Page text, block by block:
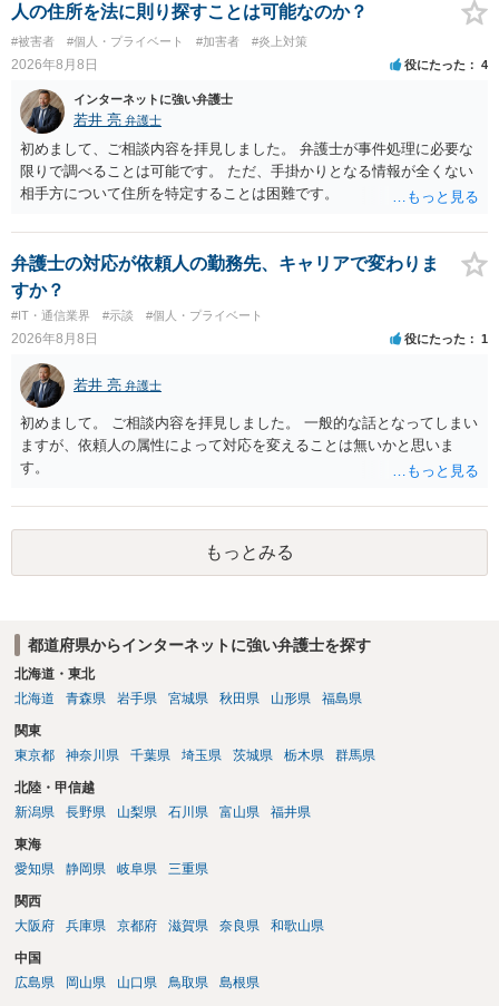
人の住所を法に則り探すことは可能なのか？
#被害者 #個人・プライベート #加害者 #炎上対策
2026年8月8日 役にたった 4
インターネットに強い弁護士
若井 亮 弁護士
初めまして、ご相談内容を拝見しました。 弁護士が事件処理に必要な
限りで調べることは可能です。 ただ、手掛かりとなる情報が全くない
相手方について住所を特定することは困難です。
弁護士の対応が依頼人の勤務先、キャリアで変わりま
すか？
#IT・通信業界 #示談 #個人・プライベート
2026年8月8日 役にたった 1
若井 亮 弁護士
初めまして。 ご相談内容を拝見しました。 一般的な話となってしまい
ますが、依頼人の属性によって対応を変えることは無いかと思いま
す。
もっとみる
都道府県からインターネットに強い弁護士を探す
北海道・東北
北海道
青森県 岩手県 宮城県 秋田県 山形県 福島県
関東
東京都
神奈川県 千葉県 埼玉県 茨城県 栃木県 群馬県
北陸・甲信越
新潟県
長野県 山梨県 石川県 富山県 福井県
東海
愛知県
静岡県 岐阜県 三重県
関西
大阪府
兵庫県 京都府 滋賀県 奈良県 和歌山県
中国
広島県
岡山県 山口県 鳥取県 島根県